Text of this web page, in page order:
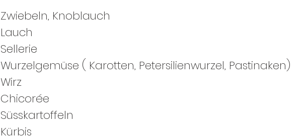
Zwiebeln, Knoblauch
Lauch
Sellerie
Wurzelgemüse ( Karotten, Petersilienwurzel, Pastinaken)
Wirz
Chicorée
Süsskartoffeln
Kürbis